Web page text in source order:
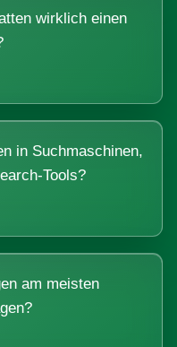
wirklich einen
in Suchmaschinen,
Tools?
am meisten